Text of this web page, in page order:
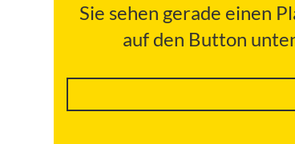
Sie sehen gerade einen
auf den Button